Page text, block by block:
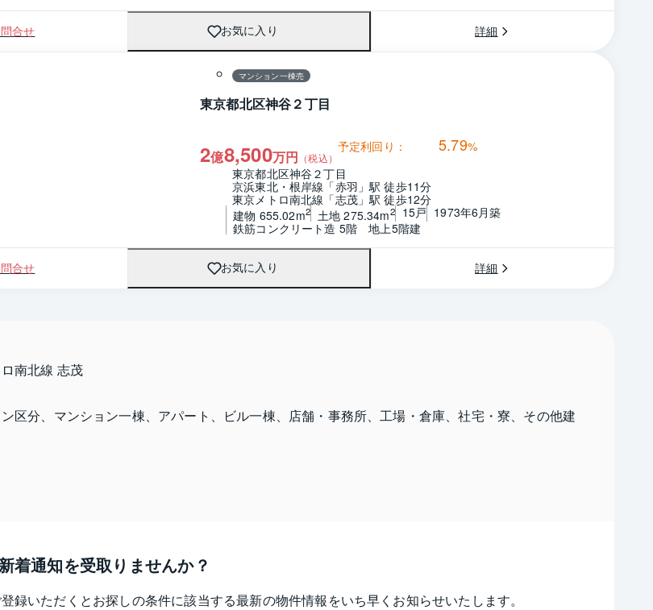
合せ お気に入り 詳細
マンション一棟売
東京都北区神谷２丁目
2億8,500万円 （税込）
予定利回り： 5.79%
東京都北区神谷２丁目
京浜東北・根岸線「赤羽」駅 徒歩11分
東京メトロ南北線「志茂」駅 徒歩12分
建物 655.02m2 土地 275.34m2 15戸 1973年6月築
鉄筋コンクリート造 5階　地上5階建
合せ お気に入り 詳細
南北線 志茂
区分、マンション一棟、アパート、ビル一棟、店舗・事務所、工場・倉庫、社宅・寮、その他建
着通知を受取りませんか？
録いただくとお探しの条件に該当する最新の物件情報をいち早くお知らせいたします。